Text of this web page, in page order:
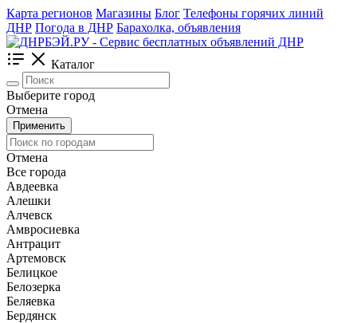
Карта регионов Магазины Блог Телефоны горячих линий
ДНР Погода в ДНР Барахолка, объявления
Каталог
Выберите город
Отмена
Применить
Отмена
Все города
Авдеевка
Алешки
Алчевск
Амвросиевка
Антрацит
Артемовск
Белицкое
Белозерка
Беляевка
Бердянск